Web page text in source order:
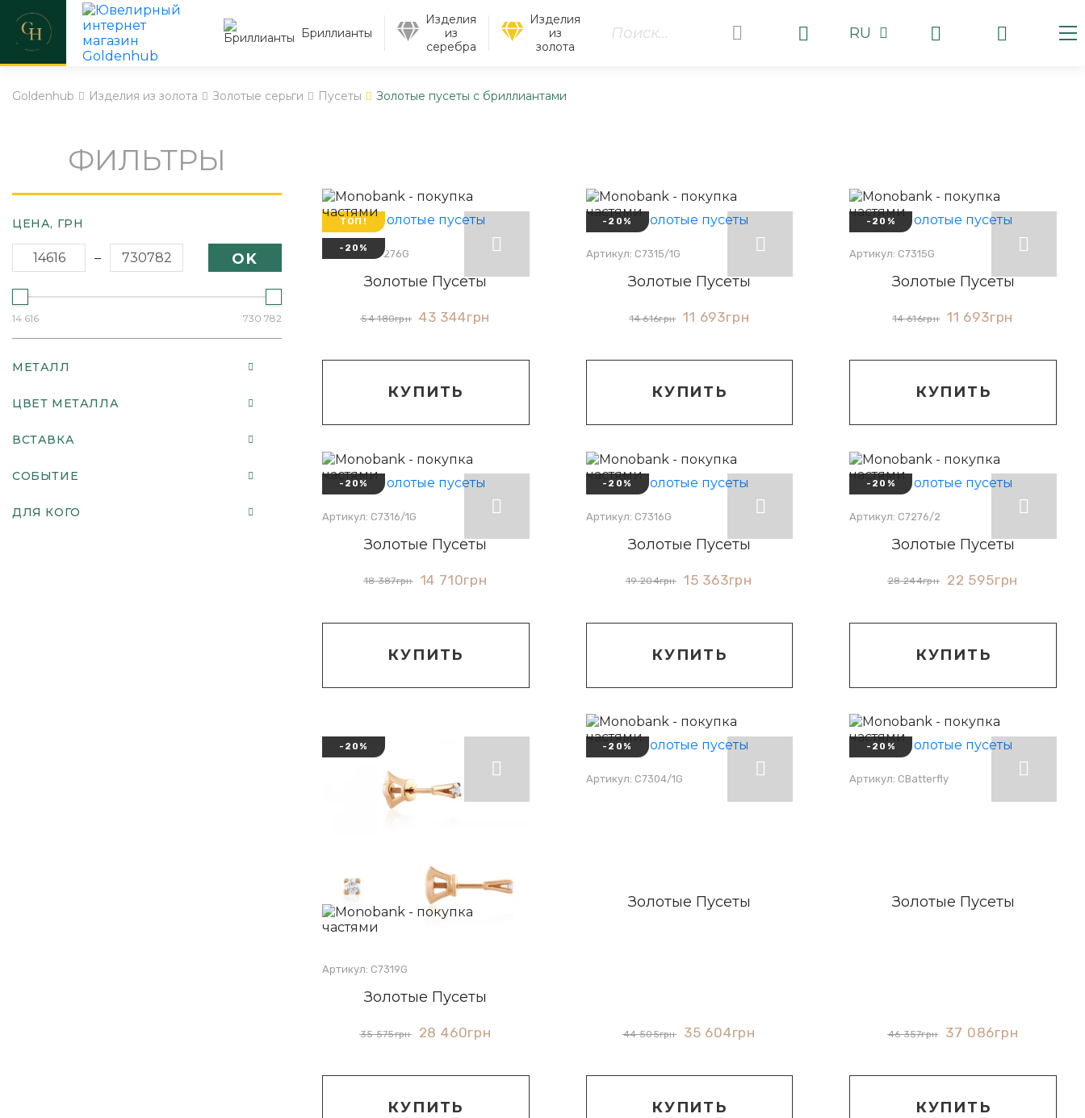
Бриллианты
Изделия
из
серебра
Изделия
из
золота
RU
Goldenhub Изделия из золота Золотые серьги Пусеты Золотые пусеты с бриллиантами
ФИЛЬТРЫ
ЦЕНА, ГРН
– OK
14 616 730 782
МЕТАЛЛ
ЦВЕТ МЕТАЛЛА
ВСТАВКА
СОБЫТИЕ
ДЛЯ КОГО
ТОП!
-20%
Артикул: С7276G
Золотые Пусеты
54 180грн 43 344грн
КУПИТЬ
-20%
Артикул: С7315/1G
Золотые Пусеты
14 616грн 11 693грн
КУПИТЬ
-20%
Артикул: С7315G
Золотые Пусеты
14 616грн 11 693грн
КУПИТЬ
-20%
Артикул: С7316/1G
Золотые Пусеты
18 387грн 14 710грн
КУПИТЬ
-20%
Артикул: С7316G
Золотые Пусеты
19 204грн 15 363грн
КУПИТЬ
-20%
Артикул: С7276/2
Золотые Пусеты
28 244грн 22 595грн
КУПИТЬ
-20%
Артикул: С7319G
Золотые Пусеты
35 575грн 28 460грн
КУПИТЬ
-20%
Артикул: С7304/1G
Золотые Пусеты
44 505грн 35 604грн
КУПИТЬ
-20%
Артикул: СBatterfly
Золотые Пусеты
46 357грн 37 086грн
КУПИТЬ